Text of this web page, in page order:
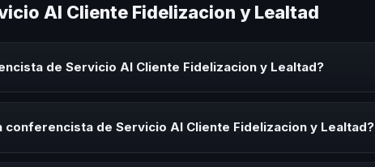
Al Cliente Fidelizacion y Lealtad
de Servicio Al Cliente Fidelizacion y Lealtad?
conferencista de Servicio Al Cliente Fidelizacion y Lealtad?